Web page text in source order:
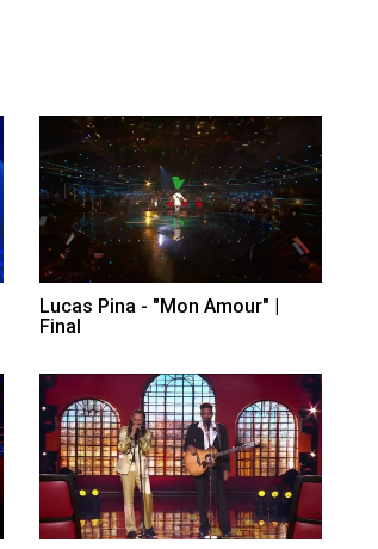
Lucas Pina - "Mon Amour" |
Final